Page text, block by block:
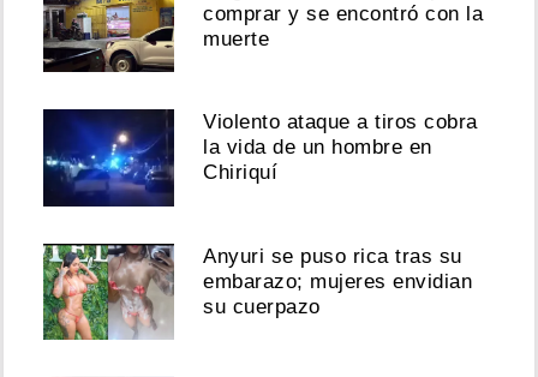
comprar y se encontró con la
muerte
Violento ataque a tiros cobra
la vida de un hombre en
Chiriquí
Anyuri se puso rica tras su
embarazo; mujeres envidian
su cuerpazo